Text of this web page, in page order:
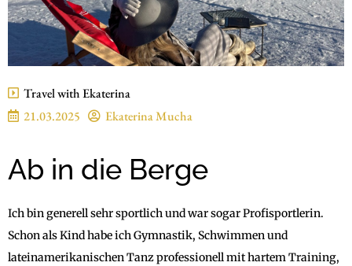
Travel with Ekaterina
21.03.2025
Ekaterina Mucha
Ab in die Berge
Ich bin generell sehr sportlich und war sogar Profisportlerin.
Schon als Kind habe ich Gymnastik, Schwimmen und
lateinamerikanischen Tanz professionell mit hartem Training,